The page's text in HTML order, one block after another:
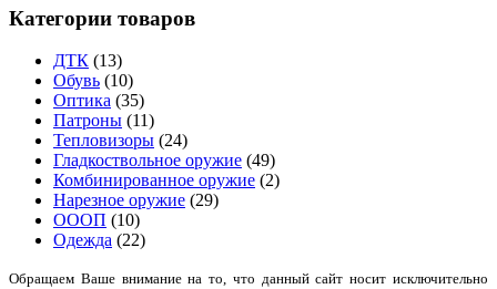
Категории товаров
ДТК (13)
Обувь (10)
Оптика (35)
Патроны (11)
Тепловизоры (24)
Гладкоствольное оружие (49)
Комбинированное оружие (2)
Нарезное оружие (29)
ОООП (10)
Одежда (22)
Обращаем Ваше внимание на то, что данный сайт носит исключительно